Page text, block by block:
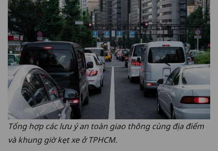
Tổng hợp các lưu ý an toàn giao thông cùng địa điểm
và khung giờ kẹt xe ở TPHCM.